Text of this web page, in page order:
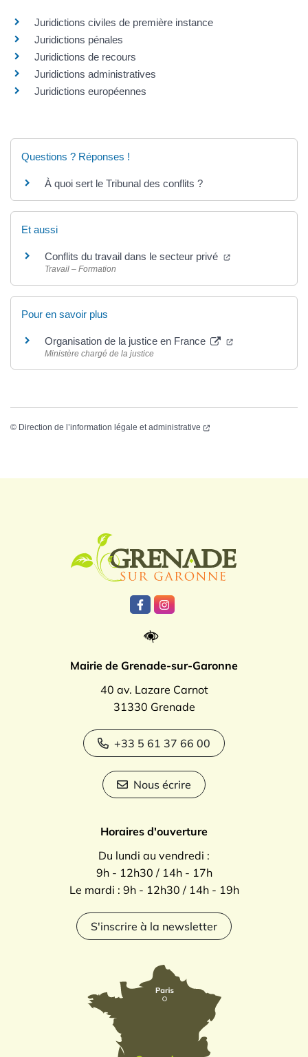
Juridictions civiles de première instance
Juridictions pénales
Juridictions de recours
Juridictions administratives
Juridictions européennes
Questions ? Réponses !
À quoi sert le Tribunal des conflits ?
Et aussi
Conflits du travail dans le secteur privé
Travail – Formation
Pour en savoir plus
Organisation de la justice en France
Ministère chargé de la justice
© Direction de l’information légale et administrative
Lien vers le compte Facebook
Lien vers le compte
Mairie de Grenade-sur-Garonne
40 av. Lazare Carnot
31330 Grenade
+33 5 61 37 66 00
Nous écrire
Horaires d'ouverture
Du lundi au vendredi :
9h - 12h30 / 14h - 17h
Le mardi : 9h - 12h30 / 14h - 19h
S'inscrire à la newsletter